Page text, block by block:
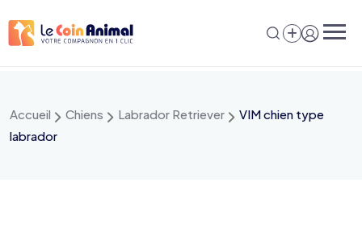
au
Accueil Chiens Labrador Retriever
VIM chien type
labrador